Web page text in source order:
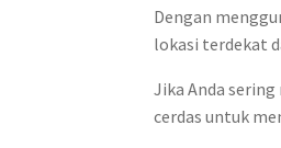
Dengan
lokasi terdekat
Jika Anda
cerdas untuk